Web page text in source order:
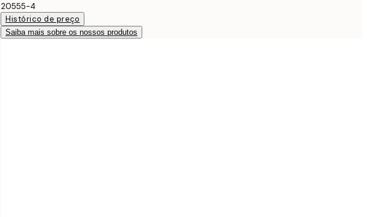
20555-4
Histórico de preço
Saiba mais sobre os nossos produtos